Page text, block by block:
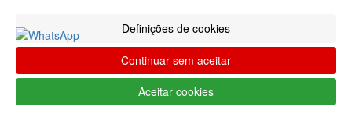
Báltico
Articulações
e
Músculos
Definições de cookies
Continuar sem aceitar
Aceitar cookies